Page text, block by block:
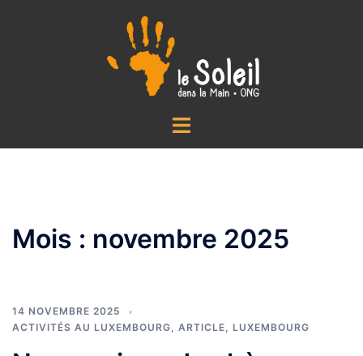
Ouvrir/fermer
Mois : novembre 2025
14 NOVEMBRE 2025
ACTIVITÉS AU LUXEMBOURG, ARTICLE, LUXEMBOURG